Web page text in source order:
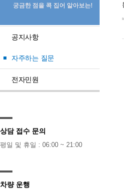
궁금한 점을 콕 집어 알아보는!
공지사항
자주하는 질문
전자민원
상담 접수 문의
평일 및 휴일 : 06:00 ~ 21:00
차량 운행